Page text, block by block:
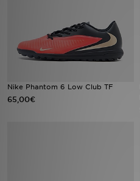
Nike Phantom 6 Low Club TF
65,00€
Lade Die APP
Geschenkkarte
Filialfinder